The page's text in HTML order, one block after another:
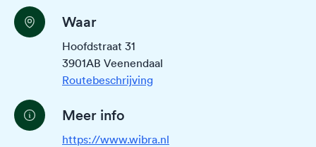
Waar
Hoofdstraat 31
3901AB Veenendaal
Routebeschrijving
Meer info
https://www.wibra.nl